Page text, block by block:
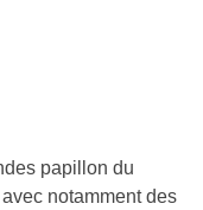
papillon du
notamment des